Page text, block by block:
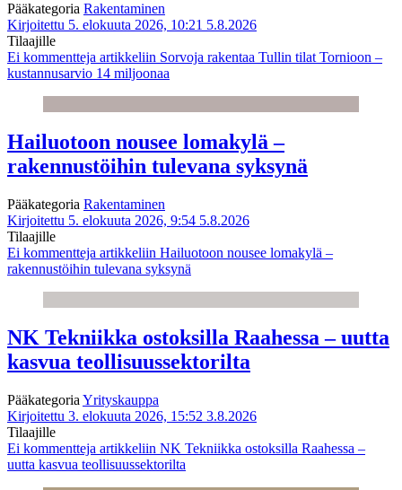
Pääkategoria Rakentaminen
Kirjoitettu 5. elokuuta 2026, 10:21 5.8.2026
Tilaajille
Ei kommentteja artikkeliin Sorvoja rakentaa Tullin tilat Tornioon –
kustannusarvio 14 miljoonaa
Hailuotoon nousee lomakylä –
rakennustöihin tulevana syksynä
Pääkategoria Rakentaminen
Kirjoitettu 5. elokuuta 2026, 9:54 5.8.2026
Tilaajille
Ei kommentteja artikkeliin Hailuotoon nousee lomakylä –
rakennustöihin tulevana syksynä
NK Tekniikka ostoksilla Raahessa – uutta
kasvua teollisuussektorilta
Pääkategoria Yrityskauppa
Kirjoitettu 3. elokuuta 2026, 15:52 3.8.2026
Tilaajille
Ei kommentteja artikkeliin NK Tekniikka ostoksilla Raahessa –
uutta kasvua teollisuussektorilta